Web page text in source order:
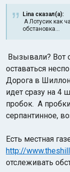
Lina сказал(а):
А Лотусик как
обстановка...
Вызывали? Вот
оставаться
Дорога в
идет сразу на 4
пробок. А
серпантинное,
Есть местная
http://
отслеживать